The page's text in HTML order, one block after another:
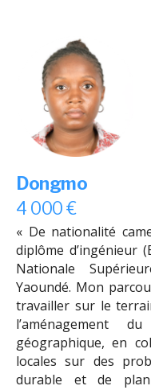
Dongmo
4 000 €
« De nationalité
diplôme d’ingénieur
Nationale
Yaoundé. Mon
travailler sur le
l’aménagement
géographique, en
locales sur des
durable et de